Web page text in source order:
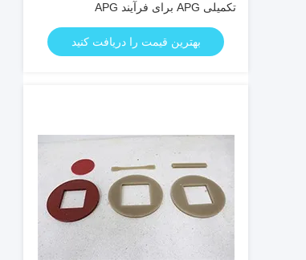
تکمیلی APG برای فرآیند APG
بهترین قیمت را دریافت کنید